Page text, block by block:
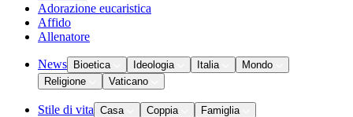
Adorazione eucaristica
Affido
Allenatore
News Bioetica Ideologia Italia
Mondo
Religione
Vaticano
Stile di vita Casa Coppia
Famiglia